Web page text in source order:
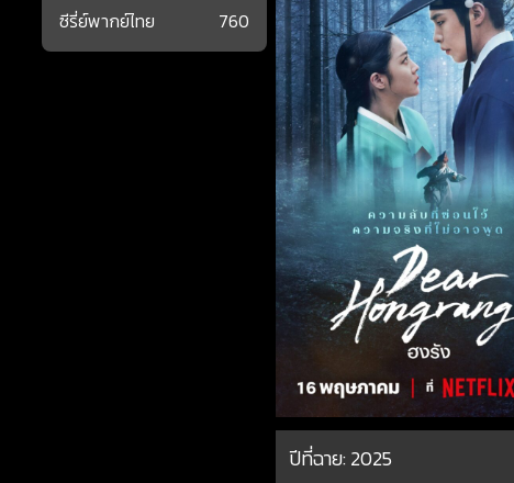
ปีที่ฉาย:2025
ซีรี่ย์พากย์ไทย
760